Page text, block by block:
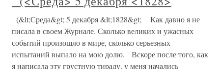
(&lt;Среда&gt; 5 декабря &lt;1828&gt; Как давно я не
писала в своем Журнале. Сколько великих и ужасных
событий произошло в мире, сколько серьезных
испытаний выпало на мою долю. Вскоре после того, как
я написала эту грустную тираду, у меня начались